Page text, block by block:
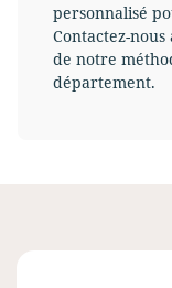
personnalisé
Contactez-
de notre
département.